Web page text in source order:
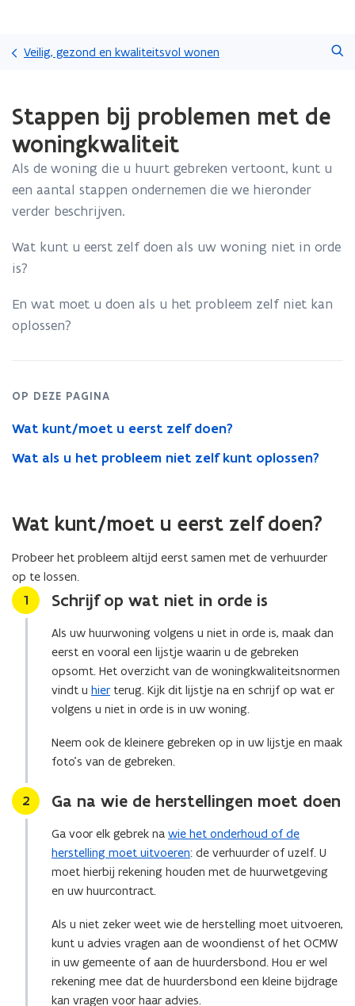
naar
gaan
Veilig, gezond en kwaliteitsvol wonen
met
laden.
bevindt
zich
op:
Stappen
problemen
met
Stappen bij problemen met de
woningkwaliteit
Als de woning die u huurt gebreken vertoont, kunt u
een aantal stappen ondernemen die we hieronder
verder beschrijven.
Wat kunt u eerst zelf doen als uw woning niet in orde
is?
En wat moet u doen als u het probleem zelf niet kan
oplossen?
OP DEZE PAGINA
Wat kunt/moet u eerst zelf doen?
Wat als u het probleem niet zelf kunt oplossen?
Wat kunt/moet u eerst zelf doen?
Probeer het probleem altijd eerst samen met de verhuurder
op te lossen.
Stap
1 Schrijf op wat niet in orde is
Als uw huurwoning volgens u niet in orde is, maak dan
eerst en vooral een lijstje waarin u de gebreken
opsomt. Het overzicht van de woningkwaliteitsnormen
vindt u hier terug. Kijk dit lijstje na en schrijf op wat er
volgens u niet in orde is in uw woning.
Neem ook de kleinere gebreken op in uw lijstje en maak
foto’s van de gebreken.
Stap
2 Ga na wie de herstellingen moet doen
Ga voor elk gebrek na wie het onderhoud of de
herstelling moet uitvoeren: de verhuurder of uzelf. U
moet hierbij rekening houden met de huurwetgeving
en uw huurcontract.
Als u niet zeker weet wie de herstelling moet uitvoeren,
kunt u advies vragen aan de woondienst of het OCMW
in uw gemeente of aan de huurdersbond. Hou er wel
rekening mee dat de huurdersbond een kleine bijdrage
kan vragen voor haar advies.